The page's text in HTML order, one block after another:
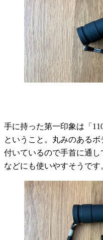
手に持った第一印象は「
ということ。丸みのある
付いているので手首に通
などにも使いやすそうです